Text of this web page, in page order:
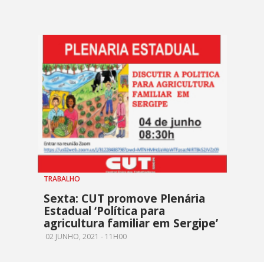
TRABALHO
Sexta: CUT promove Plenária
Estadual ‘Política para
agricultura familiar em Sergipe’
02 JUNHO, 2021 - 11H00